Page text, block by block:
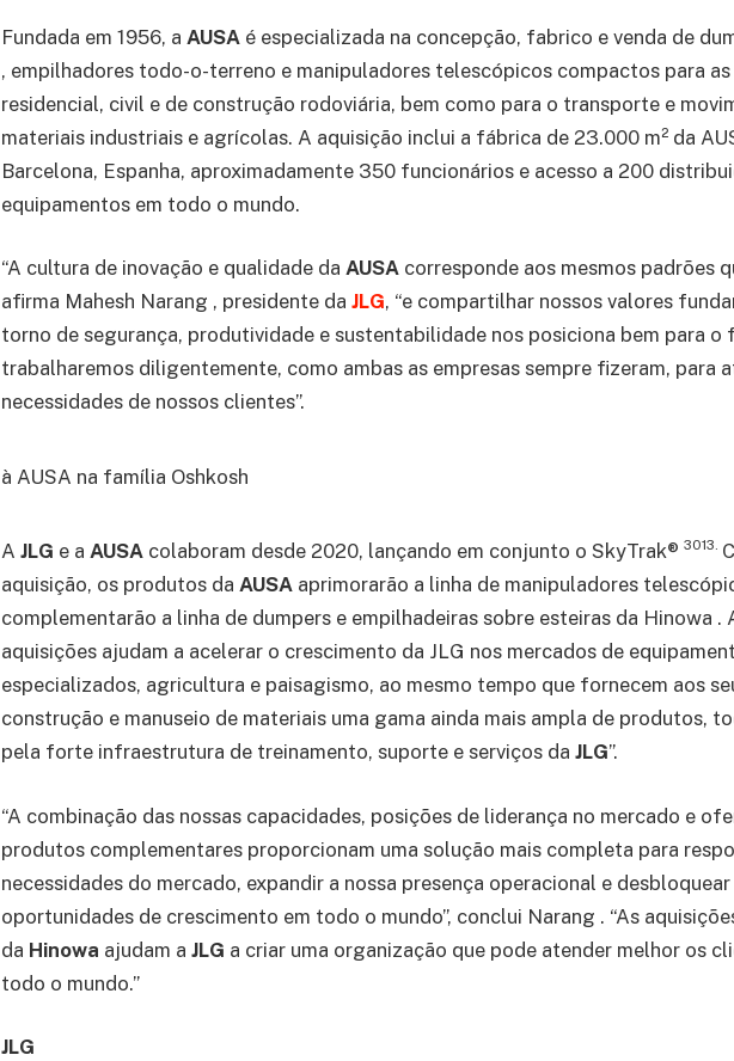
Fundada em 1956, a AUSA é especializada na concepção, fabrico e venda de
, empilhadores todo-o-terreno e manipuladores telescópicos compactos para
residencial, civil e de construção rodoviária, bem como para o transporte e
materiais industriais e agrícolas. A aquisição inclui a fábrica de 23.000 m² da
Barcelona, Espanha, aproximadamente 350 funcionários e acesso a 200
equipamentos em todo o mundo.
“A cultura de inovação e qualidade da AUSA corresponde aos mesmos padrões
afirma Mahesh Narang , presidente da JLG, “e compartilhar nossos valores
torno de segurança, produtividade e sustentabilidade nos posiciona bem para o
trabalharemos diligentemente, como ambas as empresas sempre fizeram, para
necessidades de nossos clientes”.
A JLG e a AUSA colaboram desde 2020, lançando em conjunto o SkyTrak® 3013.
aquisição, os produtos da AUSA aprimorarão a linha de manipuladores
complementarão a linha de dumpers e empilhadeiras sobre esteiras da Hinowa .
aquisições ajudam a acelerar o crescimento da JLG nos mercados de
especializados, agricultura e paisagismo, ao mesmo tempo que fornecem aos
construção e manuseio de materiais uma gama ainda mais ampla de produtos,
pela forte infraestrutura de treinamento, suporte e serviços da JLG”.
“A combinação das nossas capacidades, posições de liderança no mercado e
produtos complementares proporcionam uma solução mais completa para
necessidades do mercado, expandir a nossa presença operacional e desbloquear
oportunidades de crescimento em todo o mundo”, conclui Narang . “As
da Hinowa ajudam a JLG a criar uma organização que pode atender melhor os
todo o mundo.”
JLG